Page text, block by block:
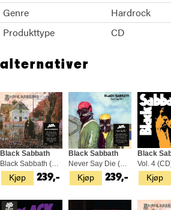
Genre
Hardrock
Produkttype
CD
alternativer
Kjøp
Black Sabbath
Black Sabbath (CD)
239,- Kjøp
Black Sabbath
Never Say Die (CD)
239,- Kjøp
Black
Vol. 4